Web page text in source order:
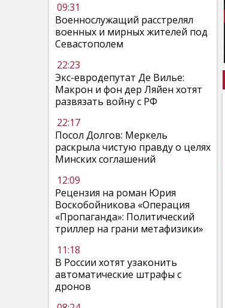
09:31
Военнослужащий расстрелял
военных и мирных жителей под
Севастополем
22:23
Экс-евродепутат Де Вилье:
Макрон и фон дер Ляйен хотят
развязать войну с РФ
22:17
Посол Долгов: Меркель
раскрыла чистую правду о целях
Минских соглашений
12:09
Рецензия на роман Юрия
Воскобойникова «Операция
«Пропаганда»: Политический
триллер на грани метафизики»
11:18
В России хотят узаконить
автоматические штрафы с
дронов